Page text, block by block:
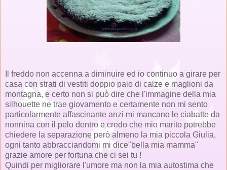
Il freddo non accenna a diminuire ed io continuo a girare per
casa con strati di vestiti doppio paio di calze e maglioni da
montagna, e certo non si può dire che l'immagine della mia
silhouette ne trae giovamento e certamente non mi sento
particolarmente affascinante anzi mi mancano le ciabatte da
nonnina con il pelo dentro e credo che mio marito potrebbe
chiedere la separazione però almeno la mia piccola Giulia,
ogni tanto abbracciandomi mi dice"bella mia mamma"
grazie amore per fortuna che ci sei tu !
Quindi per migliorare l'umore ma non la mia autostima che